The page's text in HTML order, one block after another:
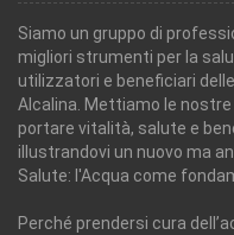
Siamo un gruppo di
migliori strumenti per la
utilizzatori e beneficiari
Alcalina. Mettiamo le
portare vitalità, salute e
illustrandovi un nuovo ma
Salute: l'Acqua come
Perché prendersi cura